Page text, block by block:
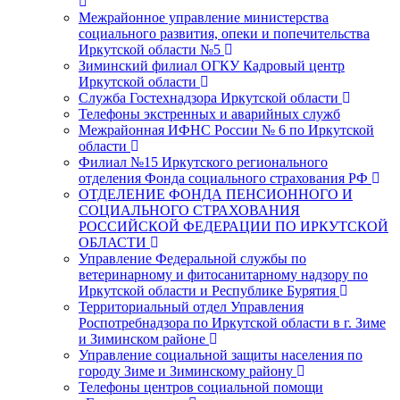
Межрайонное управление министерства
социального развития, опеки и попечительства
Иркутской области №5
Зиминский филиал ОГКУ Кадровый центр
Иркутской области
Служба Гостехнадзора Иркутской области
Телефоны экстренных и аварийных служб
Межрайонная ИФНС России № 6 по Иркутской
области
Филиал №15 Иркутского регионального
отделения Фонда социального страхования РФ
ОТДЕЛЕНИЕ ФОНДА ПЕНСИОННОГО И
СОЦИАЛЬНОГО СТРАХОВАНИЯ
РОССИЙСКОЙ ФЕДЕРАЦИИ ПО ИРКУТСКОЙ
ОБЛАСТИ
Управление Федеральной службы по
ветеринарному и фитосанитарному надзору по
Иркутской области и Республике Бурятия
Территориальный отдел Управления
Роспотребнадзора по Иркутской области в г. Зиме
и Зиминском районе
Управление социальной защиты населения по
городу Зиме и Зиминскому району
Телефоны центров социальной помощи